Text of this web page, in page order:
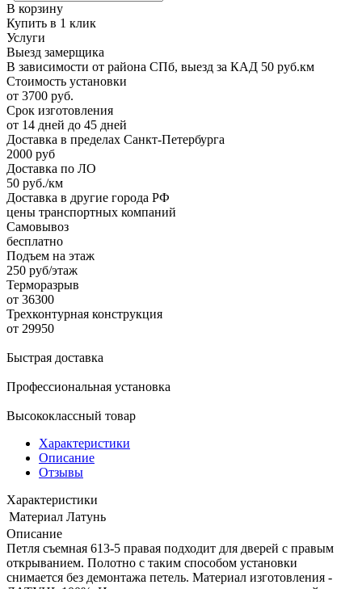
В корзину
Купить в 1 клик
Услуги
Выезд замерщика
В зависимости от района СПб, выезд за КАД 50 руб.км
Стоимость установки
от 3700 руб.
Срок изготовления
от 14 дней до 45 дней
Доставка в пределах Санкт-Петербурга
2000 руб
Доставка по ЛО
50 руб./км
Доставка в другие города РФ
цены транспортных компаний
Самовывоз
бесплатно
Подъем на этаж
250 руб/этаж
Терморазрыв
от 36300
Трехконтурная конструкция
от 29950
Быстрая доставка
Профессиональная установка
Высококлассный товар
Характеристики
Описание
Отзывы
Характеристики
Материал Латунь
Описание
Петля съемная 613-5 правая подходит для дверей с правым
открыванием. Полотно с таким способом установки
снимается без демонтажа петель. Материал изготовления -